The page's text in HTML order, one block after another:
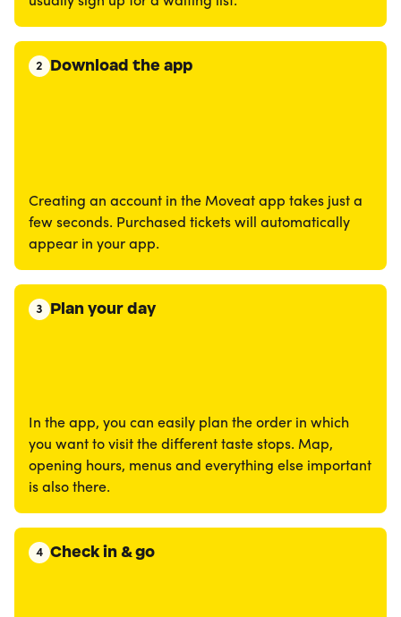
2 Download the app
Creating an account in the Moveat app takes just a
few seconds. Purchased tickets will automatically
appear in your app.
3 Plan your day
In the app, you can easily plan the order in which
you want to visit the different taste stops. Map,
opening hours, menus and everything else important
is also there.
4 Check in & go